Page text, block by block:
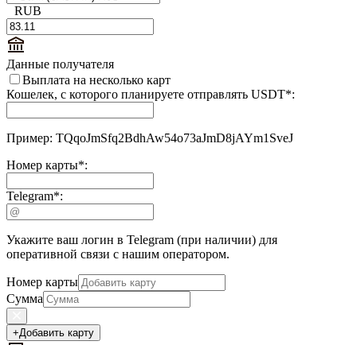
RUB
Данные получателя
Выплата на несколько карт
Кошелек, с которого планируете отправлять USDT*:
Пример: TQqoJmSfq2BdhAw54o73aJmD8jAYm1SveJ
Номер карты*:
Telegram*:
Укажите ваш логин в Telegram (при наличии) для
оперативной связи с нашим оператором.
Номер карты
Сумма
+Добавить карту